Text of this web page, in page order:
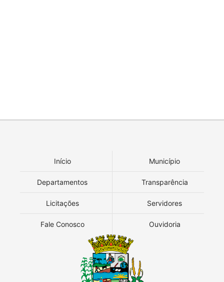
Início Município
Departamentos Transparência
Licitações Servidores
Fale Conosco Ouvidoria